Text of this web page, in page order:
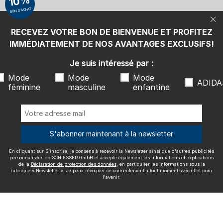
également les informations et explications de la
protection des données, en particulier les informations sous la
rubrique « Newsletter ». Je peux révoquer ce consentement à tout
Nous livrons avec
Excellente qualité
Plus d'informations sur nos évaluations
RECEVEZ VOTRE BON DE BIENVENUE ET PROFITEZ
IMMÉDIATEMENT DE NOS AVANTAGES EXCLUSIFS!
BON D'ACHAT
Je suis intéressé par :
Mode
féminine
Mode
masculine
Mode
enfantine
S'abonner maintenant à la newsletter
En cliquant sur S'inscrire, je consens à recevoir la Newsletter ainsi que d'autres publicités
personnalisées de SCHIESSER GmbH et accepte également les informations et explications
de la Déclaration de protection des données, en particulier les informations sous la
rubrique « Newsletter ». Je peux révoquer ce consentement à tout moment avec effet pour
l'avenir.